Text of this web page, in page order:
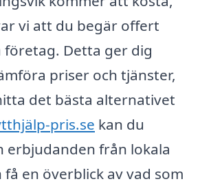
vi att du begär offert
Detta ger dig
priser och tjänster,
det bästa alternativet
pris.se kan du
erbjudanden från lokala
en överblick av vad som